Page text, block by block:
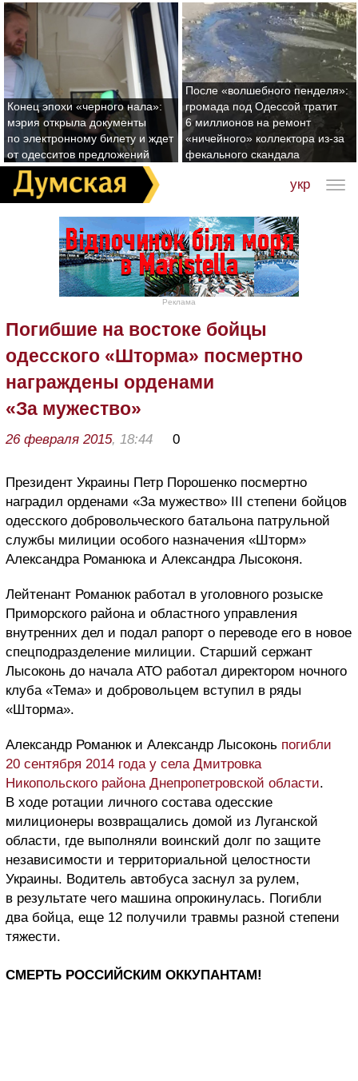
Конец эпохи «черного нала»:
мэрия открыла документы
по электронному билету и ждет
от одесситов предложений
После «волшебного пенделя»:
громада под Одессой тратит
6 миллионов на ремонт
«ничейного» коллектора из-за
фекального скандала
укр
Реклама
Погибшие на востоке бойцы
одесского «Шторма» посмертно
награждены орденами
«За мужество»
26 февраля 2015, 18:44 0
Президент Украины Петр Порошенко посмертно
наградил орденами «За мужество» III степени бойцов
одесского добровольческого батальона патрульной
службы милиции особого назначения «Шторм»
Александра Романюка и Александра Лысоконя.
Лейтенант Романюк работал в уголовного розыске
Приморского района и областного управления
внутренних дел и подал рапорт о переводе его в новое
спецподразделение милиции. Старший сержант
Лысоконь до начала АТО работал директором ночного
клуба «Тема» и добровольцем вступил в ряды
«Шторма».
Александр Романюк и Александр Лысоконь погибли
20 сентября 2014 года у села Дмитровка
Никопольского района Днепропетровской области.
В ходе ротации личного состава одесские
милиционеры возвращались домой из Луганской
области, где выполняли воинский долг по защите
независимости и территориальной целостности
Украины. Водитель автобуса заснул за рулем,
в результате чего машина опрокинулась. Погибли
два бойца, еще 12 получили травмы разной степени
тяжести.
СМЕРТЬ РОССИЙСКИМ ОККУПАНТАМ!